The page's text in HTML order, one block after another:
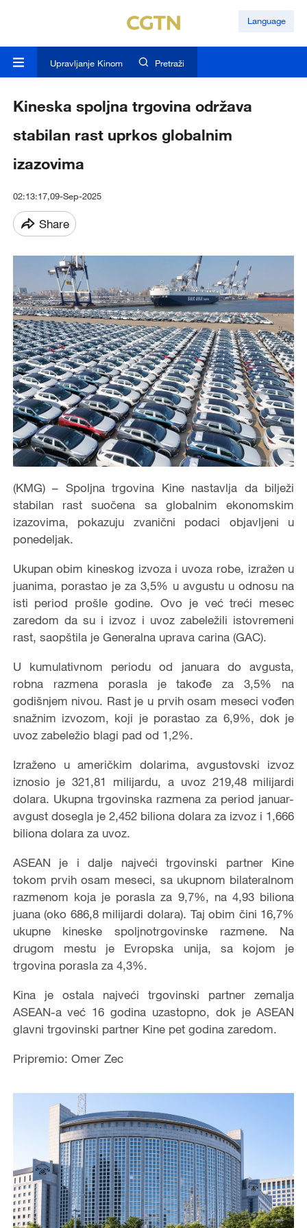
Language
Upravljanje Kinom Pretraži
Kineska spoljna trgovina održava
stabilan rast uprkos globalnim
izazovima
02:13:17,09-Sep-2025
Share
(KMG) – Spoljna trgovina Kine nastavlja da bilježi
stabilan rast suočena sa globalnim ekonomskim
izazovima, pokazuju zvanični podaci objavljeni u
ponedeljak.
Ukupan obim kineskog izvoza i uvoza robe, izražen u
juanima, porastao je za 3,5% u avgustu u odnosu na
isti period prošle godine. Ovo je već treći mesec
zaredom da su i izvoz i uvoz zabeležili istovremeni
rast, saopštila je Generalna uprava carina (GAC).
U kumulativnom periodu od januara do avgusta,
robna razmena porasla je takođe za 3,5% na
godišnjem nivou. Rast je u prvih osam meseci vođen
snažnim izvozom, koji je porastao za 6,9%, dok je
uvoz zabeležio blagi pad od 1,2%.
Izraženo u američkim dolarima, avgustovski izvoz
iznosio je 321,81 milijardu, a uvoz 219,48 milijardi
dolara. Ukupna trgovinska razmena za period januar-
avgust dosegla je 2,452 biliona dolara za izvoz i 1,666
biliona dolara za uvoz.
ASEAN je i dalje najveći trgovinski partner Kine
tokom prvih osam meseci, sa ukupnom bilateralnom
razmenom koja je porasla za 9,7%, na 4,93 biliona
juana (oko 686,8 milijardi dolara). Taj obim čini 16,7%
ukupne kineske spoljnotrgovinske razmene. Na
drugom mestu je Evropska unija, sa kojom je
trgovina porasla za 4,3%.
Kina je ostala najveći trgovinski partner zemalja
ASEAN-a već 16 godina uzastopno, dok je ASEAN
glavni trgovinski partner Kine pet godina zaredom.
Pripremio: Omer Zec